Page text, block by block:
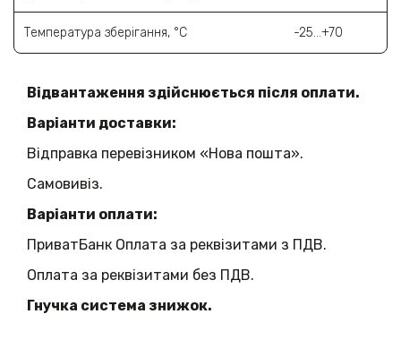
Температура зберігання, °C -25…+70
Відвантаження здійснюється після оплати.
Варіанти доставки:
Відправка перевізником «Нова пошта».
Самовивіз.
Варіанти оплати:
ПриватБанк Оплата за реквізитами з ПДВ.
Оплата за реквізитами без ПДВ.
Гнучка система знижок.